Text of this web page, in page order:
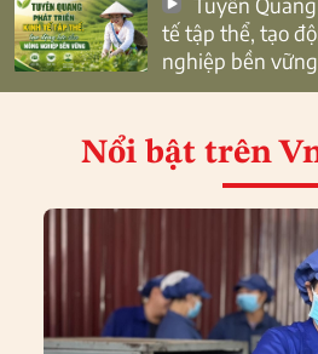
tế tập thể, tạo
nghiệp bền vững
Nổi bật trên